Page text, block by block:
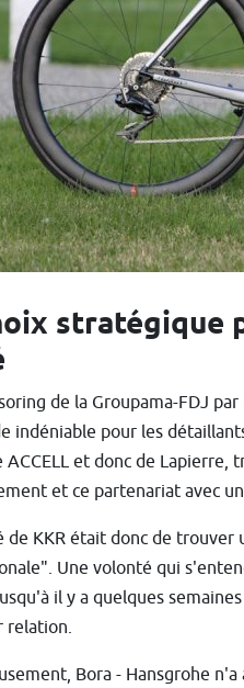
stratégique
de la Groupama-FDJ
indéniable pour les
ACCELL et donc de
et ce partenariat avec
de KKR était donc de
Une volonté qui
il y a quelques
relation.
Bora - Hansgrohe